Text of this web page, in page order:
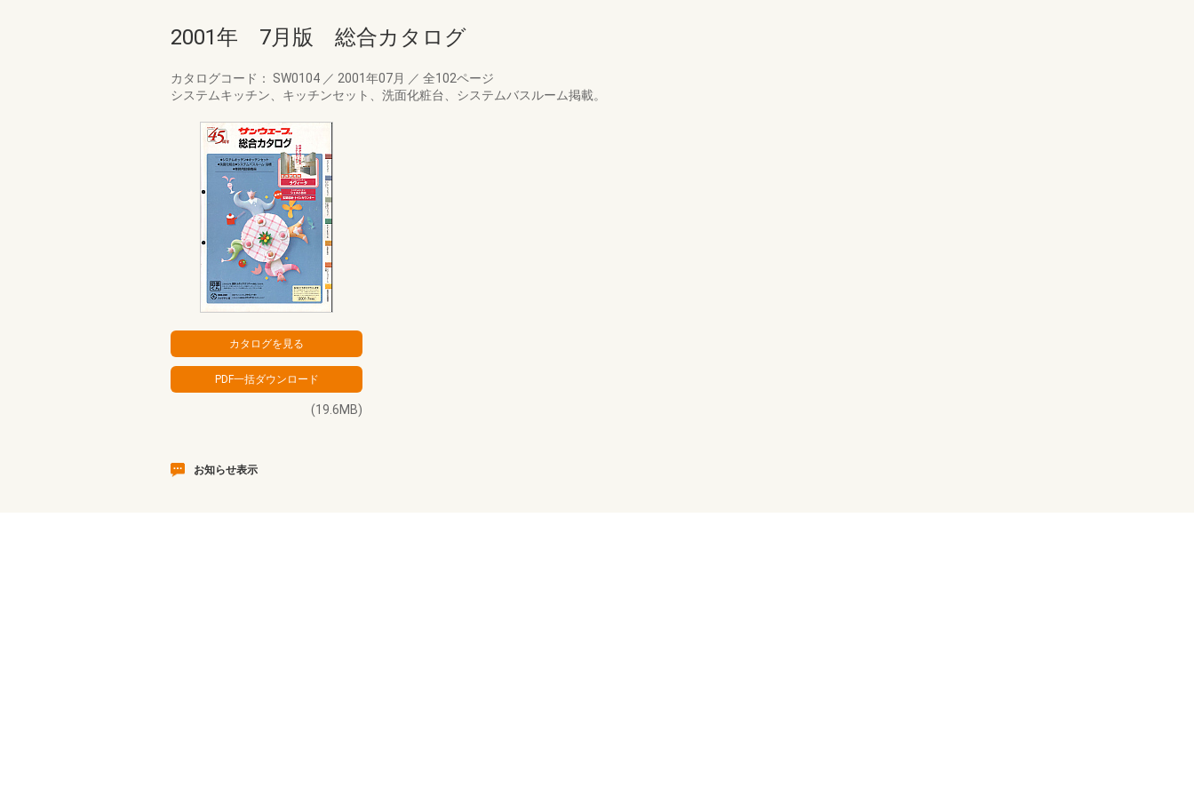
2001年 7月版 総合カタログ
カタログコード： SW0104 ／ 2001年07月 ／ 全102ページ
システムキッチン、キッチンセット、洗面化粧台、システムバスルーム掲載。
(19.6MB)
お知らせ表示